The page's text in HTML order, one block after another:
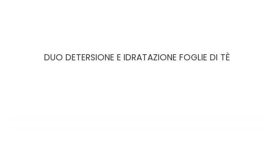
DUO DETERSIONE E IDRATAZIONE FOGLIE DI TÈ